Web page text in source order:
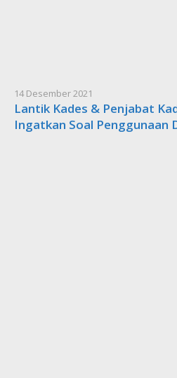
14 Desember 2021
Lantik Kades & Penjabat
Ingatkan Soal Penggunaan